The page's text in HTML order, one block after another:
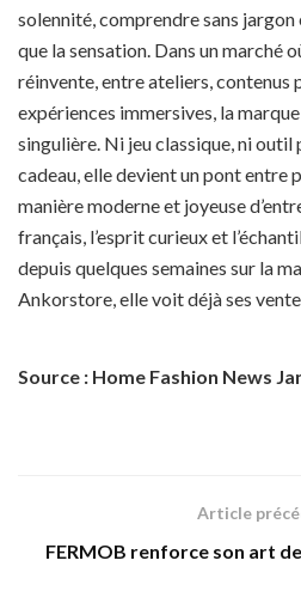
solennité, comprendre sans jargon
que la sensation. Dans un marché
réinvente, entre ateliers, contenus
expériences immersives, la
singulière. Ni jeu classique, ni
cadeau, elle devient un pont entre
manière moderne et joyeuse
français, l’esprit curieux et
depuis quelques semaines sur la
Ankorstore, elle voit déjà ses
Source : Home Fashion News
Article
FERMOB renforce son art